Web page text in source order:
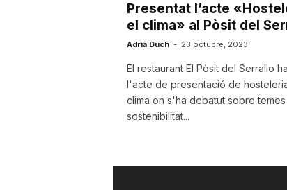
t
e
Presentat l’acte
el clima» al Pòsit del
Adrià Duch - 23 octubre, 2023
El restaurant El Pòsit del Serrallo
l'acte de presentació de
clima on s'ha debatut sobre temes
sostenibilitat...